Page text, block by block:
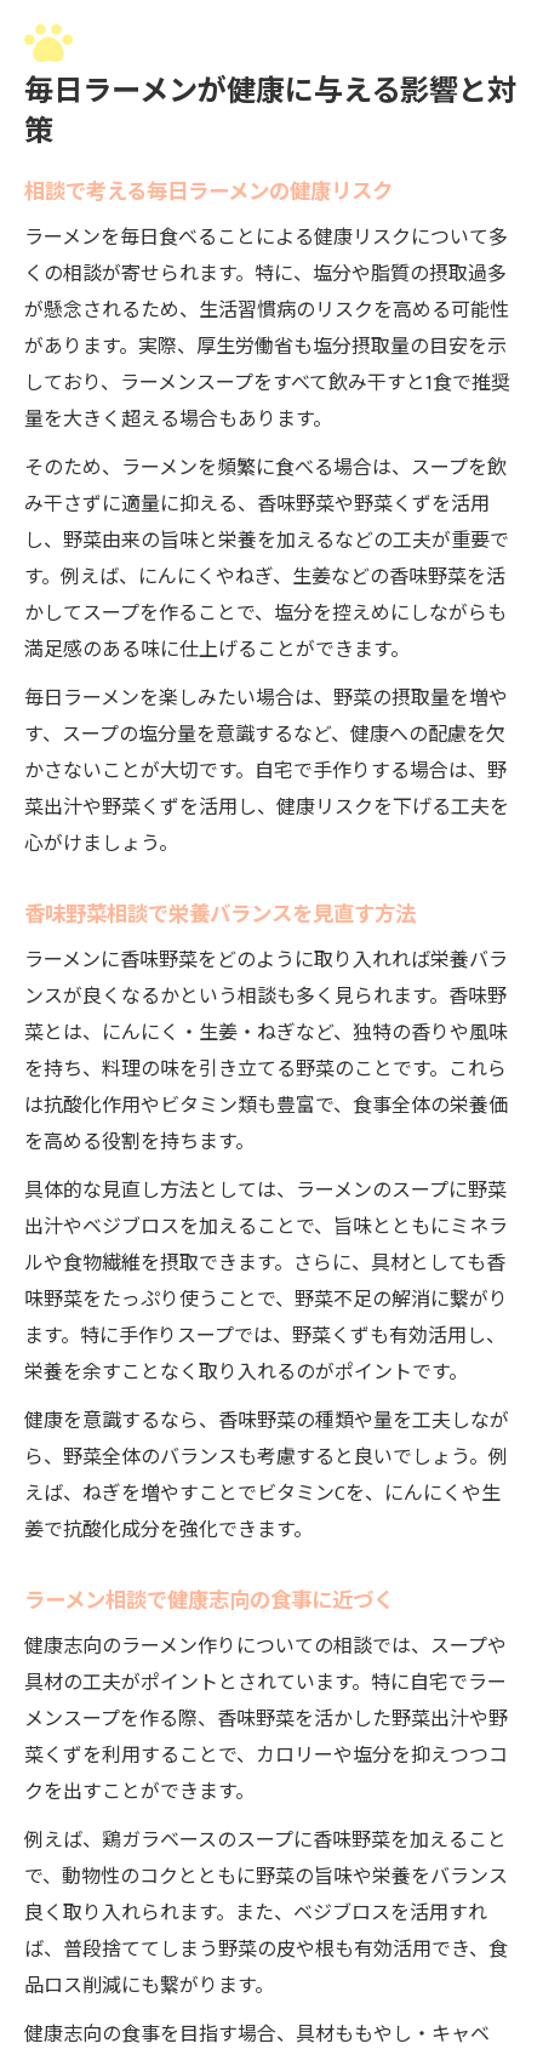
毎日ラーメンが健康に与える影響と対
策
相談で考える毎日ラーメンの健康リスク
ラーメンを毎日食べることによる健康リスクについて多
くの相談が寄せられます。特に、塩分や脂質の摂取過多
が懸念されるため、生活習慣病のリスクを高める可能性
があります。実際、厚生労働省も塩分摂取量の目安を示
しており、ラーメンスープをすべて飲み干すと1食で推奨
量を大きく超える場合もあります。
そのため、ラーメンを頻繁に食べる場合は、スープを飲
み干さずに適量に抑える、香味野菜や野菜くずを活用
し、野菜由来の旨味と栄養を加えるなどの工夫が重要で
す。例えば、にんにくやねぎ、生姜などの香味野菜を活
かしてスープを作ることで、塩分を控えめにしながらも
満足感のある味に仕上げることができます。
毎日ラーメンを楽しみたい場合は、野菜の摂取量を増や
す、スープの塩分量を意識するなど、健康への配慮を欠
かさないことが大切です。自宅で手作りする場合は、野
菜出汁や野菜くずを活用し、健康リスクを下げる工夫を
心がけましょう。
香味野菜相談で栄養バランスを見直す方法
ラーメンに香味野菜をどのように取り入れれば栄養バラ
ンスが良くなるかという相談も多く見られます。香味野
菜とは、にんにく・生姜・ねぎなど、独特の香りや風味
を持ち、料理の味を引き立てる野菜のことです。これら
は抗酸化作用やビタミン類も豊富で、食事全体の栄養価
を高める役割を持ちます。
具体的な見直し方法としては、ラーメンのスープに野菜
出汁やベジブロスを加えることで、旨味とともにミネラ
ルや食物繊維を摂取できます。さらに、具材としても香
味野菜をたっぷり使うことで、野菜不足の解消に繋がり
ます。特に手作りスープでは、野菜くずも有効活用し、
栄養を余すことなく取り入れるのがポイントです。
健康を意識するなら、香味野菜の種類や量を工夫しなが
ら、野菜全体のバランスも考慮すると良いでしょう。例
えば、ねぎを増やすことでビタミンCを、にんにくや生
姜で抗酸化成分を強化できます。
ラーメン相談で健康志向の食事に近づく
健康志向のラーメン作りについての相談では、スープや
具材の工夫がポイントとされています。特に自宅でラー
メンスープを作る際、香味野菜を活かした野菜出汁や野
菜くずを利用することで、カロリーや塩分を抑えつつコ
クを出すことができます。
例えば、鶏ガラベースのスープに香味野菜を加えること
で、動物性のコクとともに野菜の旨味や栄養をバランス
良く取り入れられます。また、ベジブロスを活用すれ
ば、普段捨ててしまう野菜の皮や根も有効活用でき、食
品ロス削減にも繋がります。
健康志向の食事を目指す場合、具材ももやし・キャベ